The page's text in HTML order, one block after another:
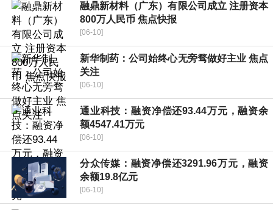
融鼎新材料（广东）有限公司成立 注册资本
800万人民币 焦点快报
[06-10]
新华制药：公司始终心无旁骛做好主业 焦点
关注
[06-10]
通业科技：融资净偿还93.44万元，融资余
额4547.41万元
[06-10]
分众传媒：融资净偿还3291.96万元，融资
余额19.8亿元
[06-10]